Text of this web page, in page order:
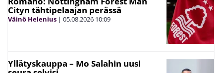
Cityn tähtipelaajan perässä
Väinö Helenius | 05.08.2026 10:09
Yllätyskauppa – Mo Salahin uusi